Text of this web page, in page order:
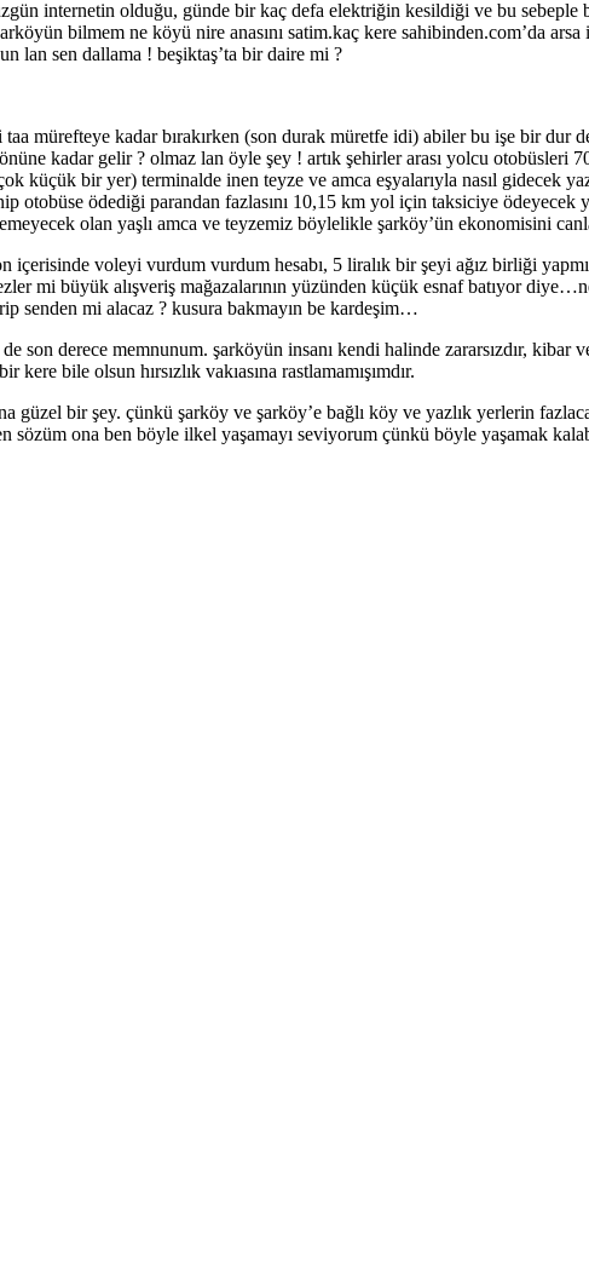
internetin olduğu, günde bir kaç defa elektriğin kesildiği ve bu sebeple
bilmem ne köyü nire anasını satim.kaç kere sahibinden.com’da
lan sen dallama ! beşiktaş’ta bir daire mi ?
mürefteye kadar bırakırken (son durak müretfe idi) abiler bu işe bir
kadar gelir ? olmaz lan öyle şey ! artık şehirler arası yolcu otobüsleri
küçük bir yer) terminalde inen teyze ve amca eşyalarıyla nasıl gidecek
ödediği parandan fazlasını 10,15 km yol için taksiciye ödeyecek
olan yaşlı amca ve teyzemiz böylelikle şarköy’ün ekonomisini
içerisinde voleyi vurdum vurdum hesabı, 5 liralık bir şeyi ağız birliği
mi büyük alışveriş mağazalarının yüzünden küçük esnaf batıyor
senden mi alacaz ? kusura bakmayın be kardeşim…
son derece memnunum. şarköyün insanı kendi halinde zararsızdır, kibar
bile olsun hırsızlık vakıasına rastlamamışımdır.
güzel bir şey. çünkü şarköy ve şarköy’e bağlı köy ve yazlık yerlerin
sözüm ona ben böyle ilkel yaşamayı seviyorum çünkü böyle yaşamak